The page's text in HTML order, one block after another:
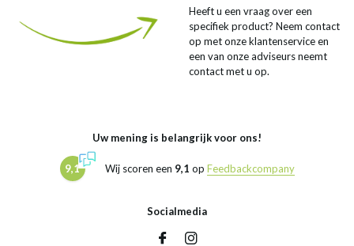
Heeft u een vraag over een
specifiek product? Neem contact
op met onze klantenservice en
een van onze adviseurs neemt
contact met u op.
Uw mening is belangrijk voor ons!
9,1 Wij scoren een 9,1 op Feedbackcompany
Socialmedia